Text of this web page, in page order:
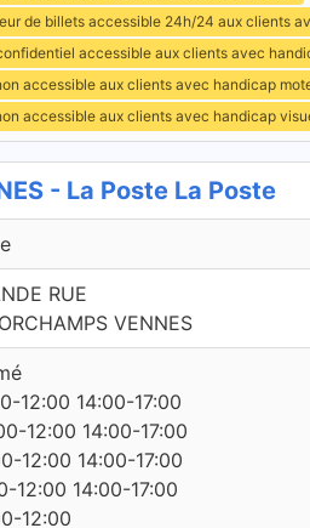
de billets accessible 24h/24 aux clients
accessible aux clients avec
accessible aux clients avec handicap
accessible aux clients avec handicap
- La Poste La Poste
RUE
VENNES
12:00 14:00-17:00
12:00 14:00-17:00
12:00 14:00-17:00
12:00 14:00-17:00
12:00